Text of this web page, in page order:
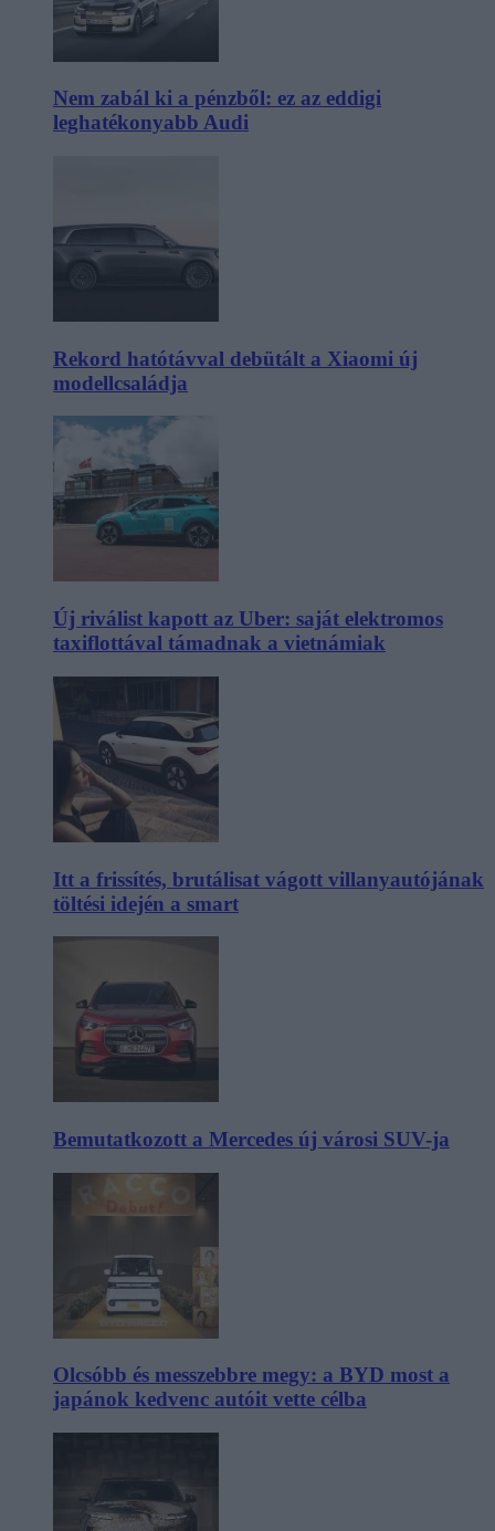
Nem zabál ki a pénzből: ez az eddigi
leghatékonyabb Audi
Rekord hatótávval debütált a Xiaomi új
modellcsaládja
Új riválist kapott az Uber: saját elektromos
taxiflottával támadnak a vietnámiak
Itt a frissítés, brutálisat vágott villanyautójának
töltési idején a smart
Bemutatkozott a Mercedes új városi SUV-ja
Olcsóbb és messzebbre megy: a BYD most a
japánok kedvenc autóit vette célba